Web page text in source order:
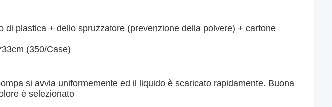
di plastica + dello spruzzatore (prevenzione della polvere) + cartone
(350/Case)
si avvia uniformemente ed il liquido è scaricato rapidamente. Buona
è selezionato